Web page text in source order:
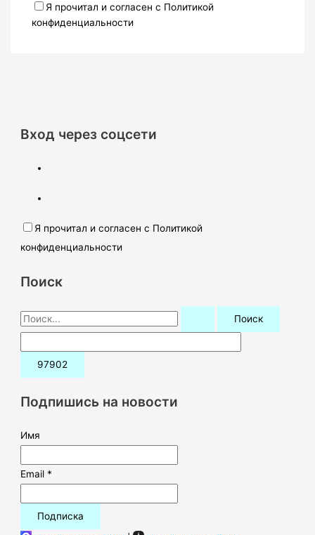
Я прочитал и согласен с Политикой
конфиденциальности
Вход через соцсети
Я прочитал и согласен с Политикой
конфиденциальности
Поиск
П
о
и
:Подпишись на новости
Имя
Email *